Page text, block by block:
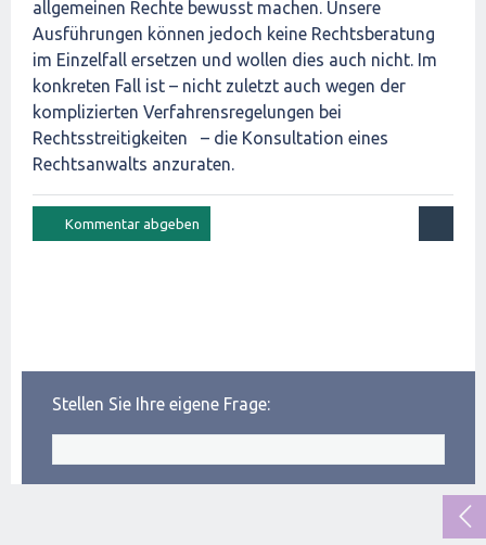
allgemeinen Rechte bewusst machen. Unsere
Ausführungen können jedoch keine Rechtsberatung
im Einzelfall ersetzen und wollen dies auch nicht. Im
konkreten Fall ist – nicht zuletzt auch wegen der
komplizierten Verfahrensregelungen bei
Rechtsstreitigkeiten – die Konsultation eines
Rechtsanwalts anzuraten.
Stellen Sie Ihre eigene Frage: